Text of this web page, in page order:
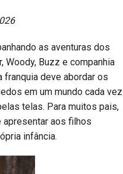
as aventuras dos
Buzz e companhia
franquia deve abordar os
em um mundo cada vez
telas. Para muitos pais,
apresentar aos filhos
infância.